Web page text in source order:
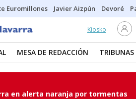
Euromillones Javier Aizpún Devoré
Kiosko
MESA DE REDACCIÓN TRIBUNAS
en alerta naranja por tormentas